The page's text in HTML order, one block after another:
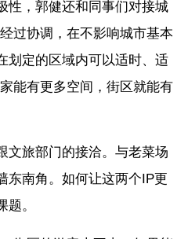
性，郭健还和同事们对接城
过协调，在不影响城市基本
划定的区域内可以适时、适
能有更多空间，街区就能有
文旅部门的接洽。与老菜场
东南角。如何让这两个IP更
。